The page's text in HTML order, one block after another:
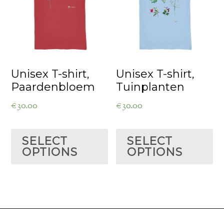
Unisex T-shirt,
Paardenbloem
€30.00
SELECT
OPTIONS
Unisex T-shirt,
Tuinplanten
€30.00
SELECT
OPTIONS